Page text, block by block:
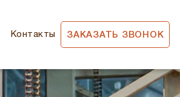
Контакты ЗАКАЗАТЬ ЗВОНОК